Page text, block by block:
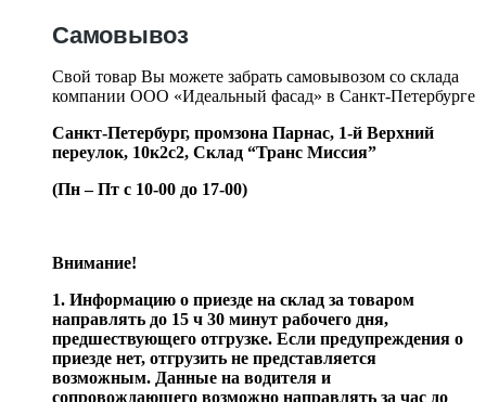
Самовывоз
Свой товар Вы можете забрать самовывозом со склада
компании ООО «Идеальный фасад» в Санкт-Петербурге
Санкт-Петербург, промзона Парнас, 1-й Верхний
переулок, 10к2с2, Склад “Транс Миссия”
(Пн – Пт с 10-00 до 17-00)
Внимание!
1. Информацию о приезде на склад за товаром
направлять до 15 ч 30 минут рабочего дня,
предшествующего отгрузке. Если предупреждения о
приезде нет, отгрузить не представляется
возможным. Данные на водителя и
сопровождающего возможно направлять за час до